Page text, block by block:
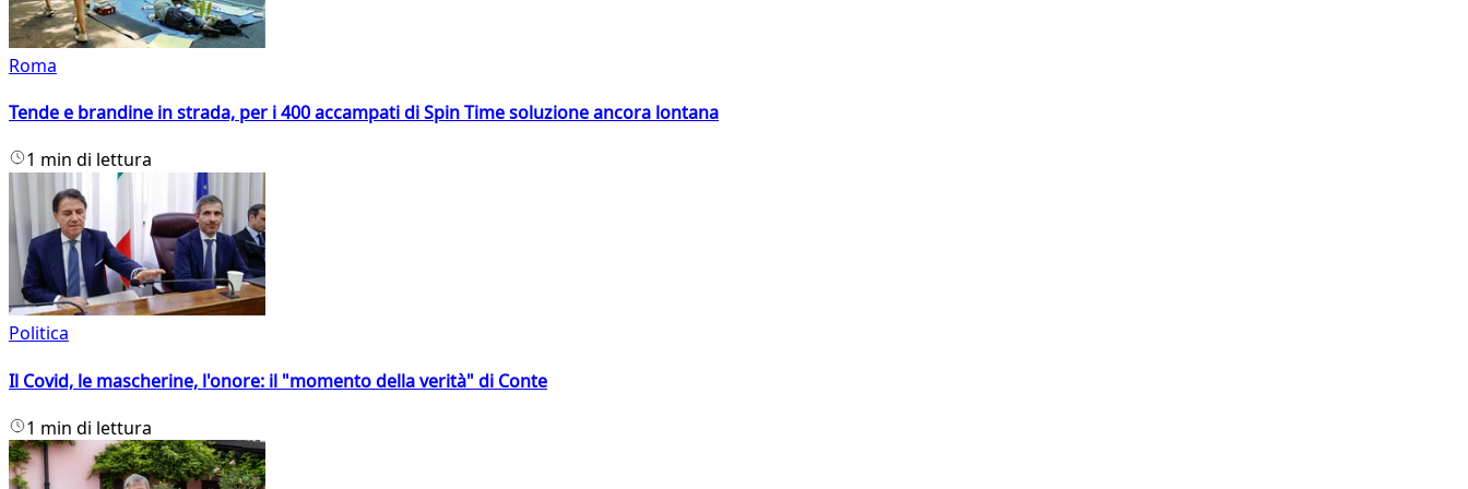
Roma
Tende e brandine in strada, per i 400 accampati di Spin Time soluzione ancora lontana
1 min di lettura
Politica
Il Covid, le mascherine, l'onore: il "momento della verità" di Conte
1 min di lettura